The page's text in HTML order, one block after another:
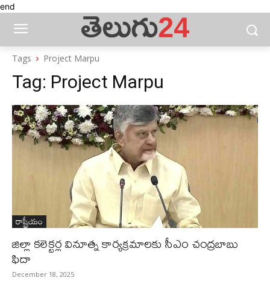
end
Tags Project Marpu
Tag: Project Marpu
రాష్ట్రీయం
జిల్లా కలెక్టర్ల వినూత్న కార్యక్రమాలకు సీఎం చంద్రబాబు
ఫిదా
December 18, 2025